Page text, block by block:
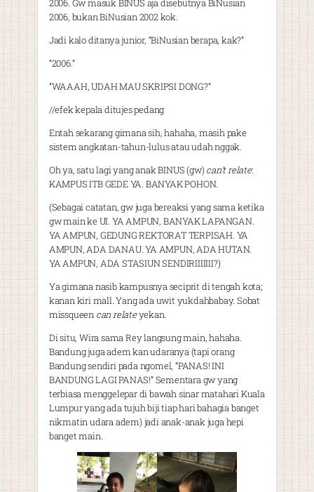
2006. Gw masuk BINUS aja disebutnya BiNusian
2006, bukan BiNusian 2002 kok.
Jadi kalo ditanya junior, “BiNusian berapa, kak?”
”2006.”
”WAAAH, UDAH MAU SKRIPSI DONG?”
//efek kepala ditujes pedang
Entah sekarang gimana sih, hahaha, masih pake
sistem angkatan-tahun-lulus atau udah nggak.
Oh ya, satu lagi yang anak BINUS (gw) can’t relate:
KAMPUS ITB GEDE YA. BANYAK POHON.
(Sebagai catatan, gw juga bereaksi yang sama ketika
gw main ke UI. YA AMPUN, BANYAK LAPANGAN.
YA AMPUN, GEDUNG REKTORAT TERPISAH. YA
AMPUN, ADA DANAU. YA AMPUN, ADA HUTAN.
YA AMPUN, ADA STASIUN SENDIRIIIIIII?)
Ya gimana nasib kampusnya seciprit di tengah kota;
kanan kiri mall. Yang ada uwit yukdahbabay. Sobat
missqueen can relateyekan.
Di situ, Wira sama Rey langsung main, hahaha.
Bandung juga adem kan udaranya (tapi orang
Bandung sendiri pada ngomel, “PANAS! INI
BANDUNG LAGI PANAS!” Sementara gw yang
terbiasa menggelepar di bawah sinar matahari Kuala
Lumpur yang ada tujuh biji tiap hari bahagia banget
nikmatin udara adem) jadi anak-anak juga hepi
banget main.